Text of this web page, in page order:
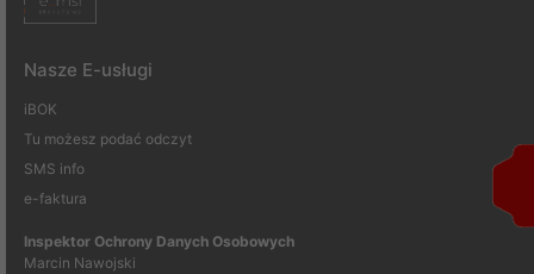
Nasze E-usługi
iBOK
Tu możesz podać odczyt
SMS info
e-faktura
Inspektor Ochrony Danych Osobowych
Marcin Nawojski